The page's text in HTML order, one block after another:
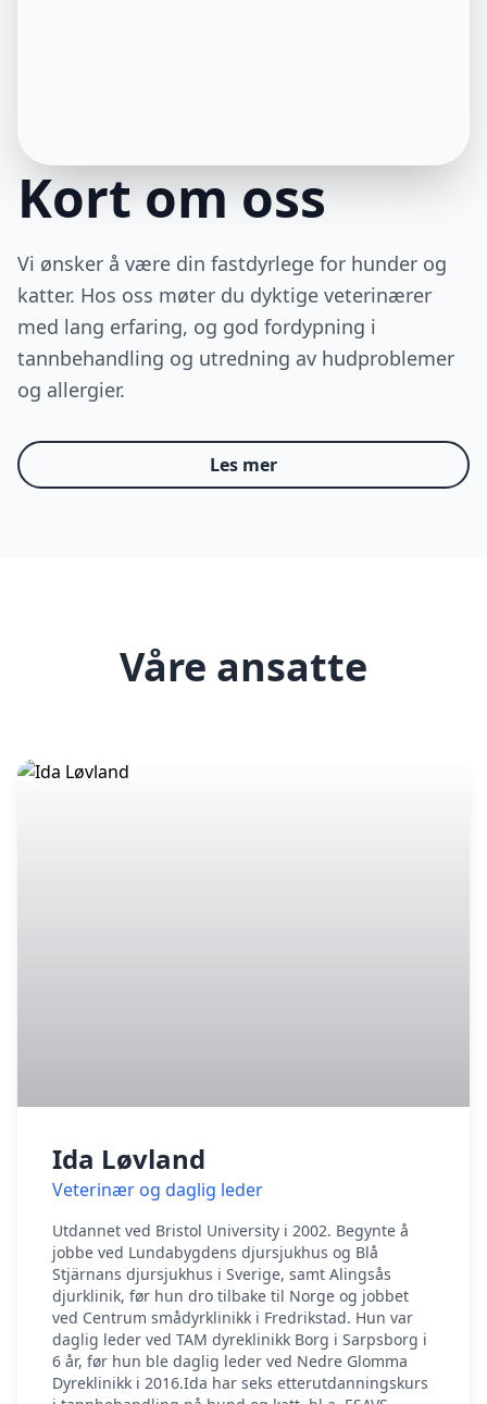
Kort om oss
Vi ønsker å være din fastdyrlege for hunder og
katter. Hos oss møter du dyktige veterinærer
med lang erfaring, og god fordypning i
tannbehandling og utredning av hudproblemer
og allergier.
Les mer
Våre ansatte
Ida Løvland
Veterinær og daglig leder
Utdannet ved Bristol University i 2002. Begynte å
jobbe ved Lundabygdens djursjukhus og Blå
Stjärnans djursjukhus i Sverige, samt Alingsås
djurklinik, før hun dro tilbake til Norge og jobbet
ved Centrum smådyrklinikk i Fredrikstad. Hun var
daglig leder ved TAM dyreklinikk Borg i Sarpsborg i
6 år, før hun ble daglig leder ved Nedre Glomma
Dyreklinikk i 2016.Ida har seks etterutdanningskurs